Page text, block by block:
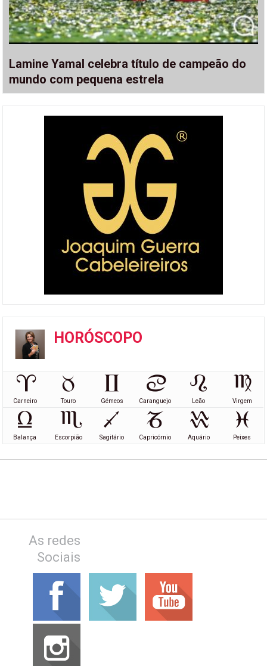
Lamine Yamal celebra título de campeão do
mundo com pequena estrela
HORÓSCOPO
Carneiro Touro Gémeos Caranguejo Leão Virgem
Balança Escorpião Sagitário Capricórnio Aquário Peixes
As redes
Sociais